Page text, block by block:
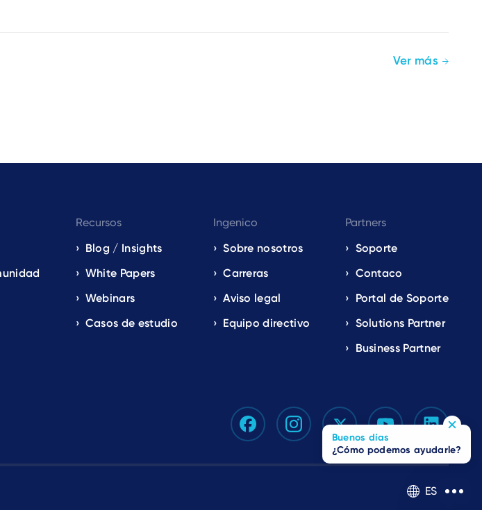
Ver más
Recursos
Blog / Insights
White Papers
Webinars
Casos de estudio
Ingenico
Sobre nosotros
Carreras
Aviso legal
Equipo directivo
Partners
Soporte
Contaco
Portal de Soporte
Solutions Partner
Business Partner
ES
Buenos días
¿Cómo podemos ayudarle?